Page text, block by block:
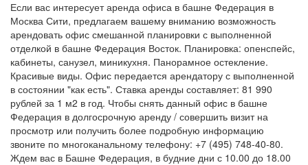
Если вас интересует аренда офиса в башне Федерация в
Москва Сити, предлагаем вашему вниманию возможность
арендовать офис смешанной планировки с выполненной
отделкой в башне Федерация Восток. Планировка: опенспейс,
кабинеты, санузел, миникухня. Панорамное остекление.
Красивые виды. Офис передается арендатору с выполненной
в состоянии "как есть". Ставка аренды составляет: 81 990
рублей за 1 м2 в год. Чтобы снять данный офис в башне
Федерация в долгосрочную аренду / совершить визит на
просмотр или получить более подробную информацию
звоните по многоканальному телефону: +7 (495) 748-40-80.
Ждем вас в Башне Федерация, в будние дни с 10.00 до 18.00